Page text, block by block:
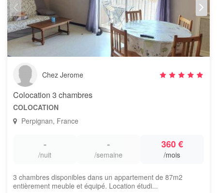
Chez Jerome
Colocation 3 chambres
COLOCATION
Perpignan, France
-
/nuit
-
/semaine
360 €
/mois
3 chambres disponibles dans un appartement de 87m2
entièrement meuble et équipé. Location étudi...